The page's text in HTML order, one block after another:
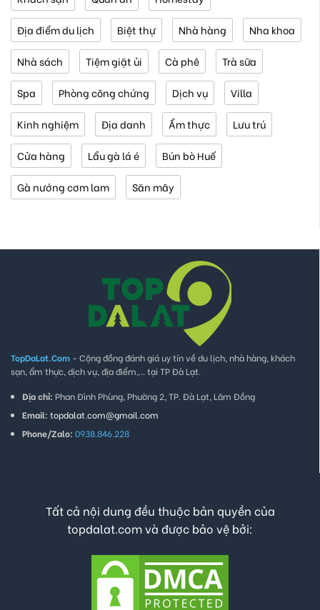
Địa điểm du lịch Biệt thự Nhà hàng Nha khoa
Nhà sách Tiệm giặt ủi Cà phê Trà sữa
Spa Phòng công chứng Dịch vụ Villa
Kinh nghiệm Địa danh Ẩm thực Lưu trú
Cửa hàng Lẩu gà lá é Bún bò Huế
Gà nướng cơm lam Săn mây
TopDaLat.Com - Cộng đồng đánh giá uy tín về du lịch, nhà hàng, khách
sạn, ẩm thực, dịch vụ, địa điểm,... tại TP Đà Lạt.
Địa chỉ: Phan Đình Phùng, Phường 2, TP. Đà Lạt, Lâm Đồng
Email: topdalat.com@gmail.com
Phone/Zalo: 0938.846.228
Tất cả nội dung đều thuộc bản quyền của
topdalat.com và được bảo vệ bởi: